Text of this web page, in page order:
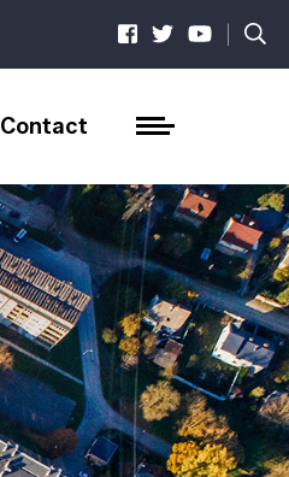
|
Contact